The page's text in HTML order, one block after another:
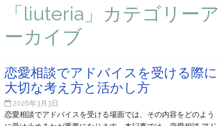
「liuteria」カテゴリーア
ーカイブ
恋愛相談でアドバイスを受ける際に
大切な考え方と活かし方
2026年3月3日
恋愛相談でアドバイスを受ける場面では、その内容をどのよう